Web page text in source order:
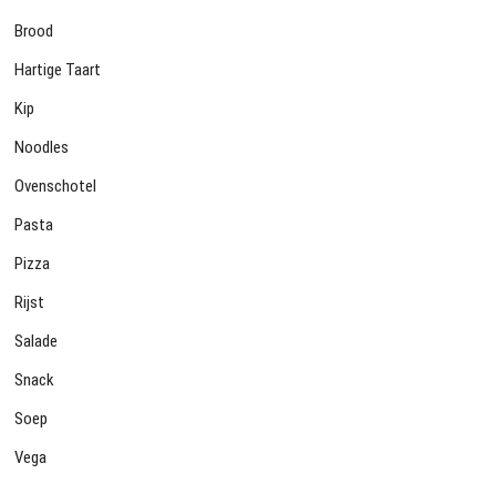
Brood
Hartige Taart
Kip
Noodles
Ovenschotel
Pasta
Pizza
Rijst
Salade
Snack
Soep
Vega